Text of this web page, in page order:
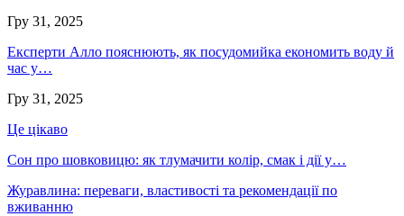
Гру 31, 2025
Експерти Алло пояснюють, як посудомийка економить воду й
час у…
Гру 31, 2025
Це цікаво
Сон про шовковицю: як тлумачити колір, смак і дії у…
Журавлина: переваги, властивості та рекомендації по
вживанню